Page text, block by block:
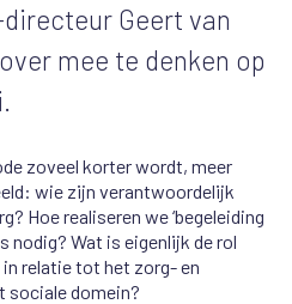
Geert van
mee te denken op
zoveel korter wordt, meer
wie zijn verantwoordelijk
Hoe realiseren we ‘begeleiding
nodig? Wat is eigenlijk de rol
relatie tot het zorg- en
sociale domein?